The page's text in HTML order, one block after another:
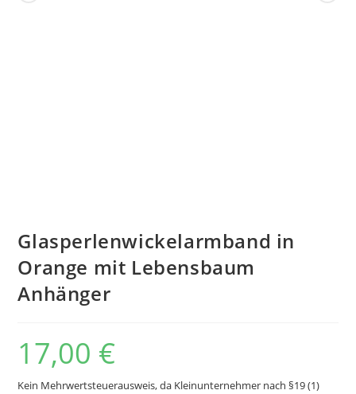
Glasperlenwickelarmband in
Orange mit Lebensbaum
Anhänger
17,00 €
Kein Mehrwertsteuerausweis, da Kleinunternehmer nach §19 (1)